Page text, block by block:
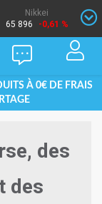
Nikkei
65 896
-0,61 %
À 0€ DE FRAIS
des
des